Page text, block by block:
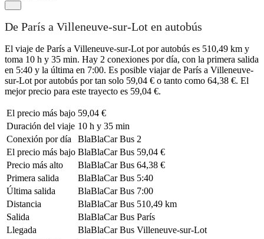
De París a Villeneuve-sur-Lot en autobús
El viaje de París a Villeneuve-sur-Lot por autobús es 510,49 km y
toma 10 h y 35 min. Hay 2 conexiones por día, con la primera salida
en 5:40 y la última en 7:00. Es posible viajar de París a Villeneuve-
sur-Lot por autobús por tan solo 59,04 € o tanto como 64,38 €. El
mejor precio para este trayecto es 59,04 €.
El precio más bajo 59,04 €
Duración del viaje 10 h y 35 min
Conexión por día
BlaBlaCar Bus 2
El precio más bajo BlaBlaCar Bus 59,04 €
Precio más alto
BlaBlaCar Bus 64,38 €
Primera salida
BlaBlaCar Bus 5:40
Última salida
BlaBlaCar Bus 7:00
Distancia
BlaBlaCar Bus 510,49 km
Salida
BlaBlaCar Bus París
Llegada
BlaBlaCar Bus Villeneuve-sur-Lot